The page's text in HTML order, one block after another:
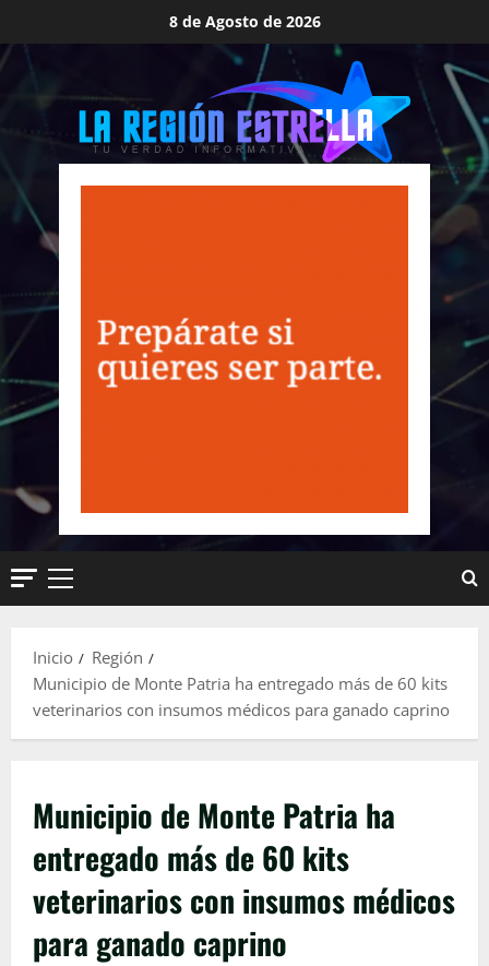
al
contenido
8 de Agosto de 2026
Menú
Inicio
Región
Municipio de Monte Patria ha entregado más de 60 kits
veterinarios con insumos médicos para ganado caprino
Municipio de Monte Patria ha
entregado más de 60 kits
veterinarios con insumos médicos
para ganado caprino